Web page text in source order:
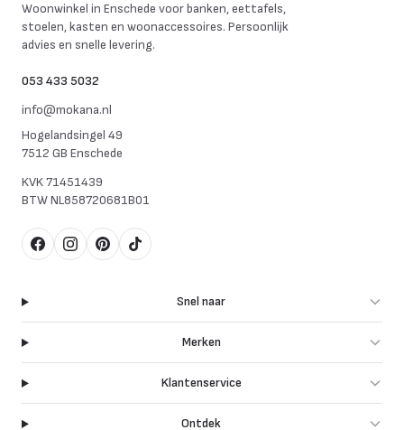
Woonwinkel in Enschede voor banken, eettafels,
stoelen, kasten en woonaccessoires. Persoonlijk
advies en snelle levering.
053 433 5032
info@mokana.nl
Hogelandsingel 49
7512 GB Enschede
KVK71451439
BTWNL858720681B01
FacebookInstagram
Pinterest
TikTok
Snel naar
Merken
Klantenservice
Ontdek